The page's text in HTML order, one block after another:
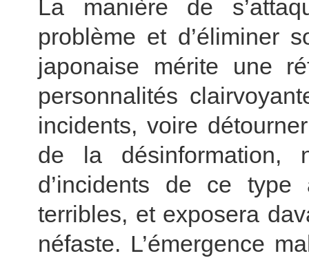
La manière de
problème et d’éliminer
japonaise mérite une
personnalités
incidents, voire
de la désinformation,
d’incidents de ce type
terribles, et exposera
néfaste. L’émergence